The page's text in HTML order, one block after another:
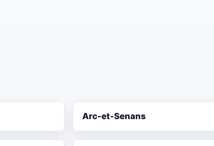
Arc-et-Senans